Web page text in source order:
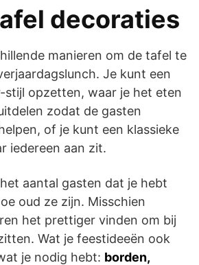
decoraties
manieren om de tafel te
Je kunt een
stijl opzetten, waar je het eten
zodat de gasten
of je kunt een klassieke
iedereen aan zit.
aantal gasten dat je hebt
oud ze zijn. Misschien
het prettiger vinden om bij
Wat je feestideeën ook
je nodig hebt: borden,